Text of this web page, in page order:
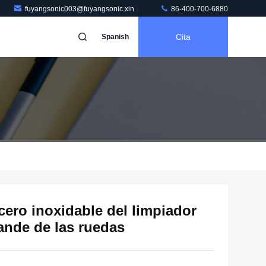
fuyangsonic003@fuyangsonic.xin 86-400-700-6880
Spanish Cita
inoxidable del limpiador
de las ruedas